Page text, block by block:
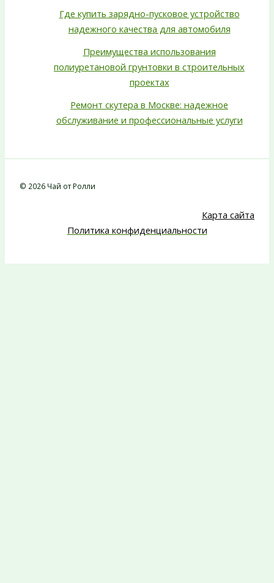
Где купить зарядно-пусковое устройство
надежного качества для автомобиля
Преимущества использования
полиуретановой грунтовки в строительных
проектах
Ремонт скутера в Москве: надежное
обслуживание и профессиональные услуги
© 2026 Чай от Ролли
Карта сайта
Политика конфиденциальности